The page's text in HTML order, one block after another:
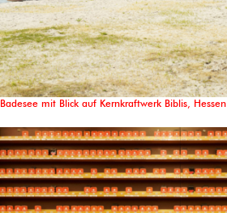
Badesee mit Blick auf Kernkraftwerk Biblis, Hessen